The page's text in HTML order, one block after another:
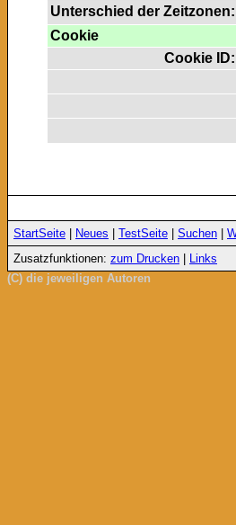
Unterschied der Zeitzonen:
Cookie
Cookie ID:
StartSeite Neues TestSeite Suchen
Zusatzfunktionen: zum Drucken
Links
(C) die jeweiligen Autoren